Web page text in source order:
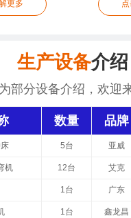
更多
生产设备介绍
部分设备介绍，欢迎
数量 品牌
5台 亚威
机 12台 艾克
1台 广东
1台 鑫龙昌